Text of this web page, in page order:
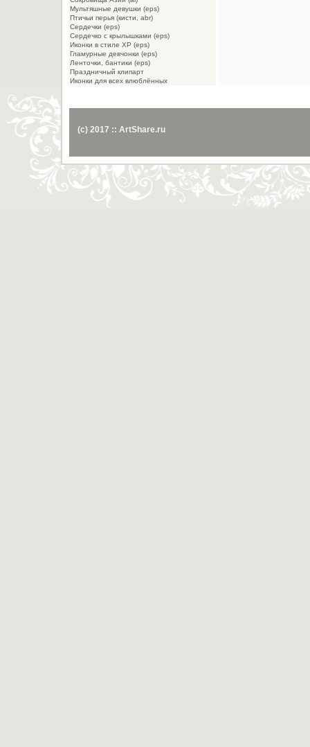
Мультяшные девушки (eps)
Птичьи перья (кисти, abr)
Сердечки (eps)
Сердечко с крылышками (eps)
Иконки в стиле XP (eps)
Гламурные девчонки (eps)
Ленточки, бантики (eps)
Праздничный клипарт
Иконки для всех влюблённых
(c) 2017 :: ArtShare.ru